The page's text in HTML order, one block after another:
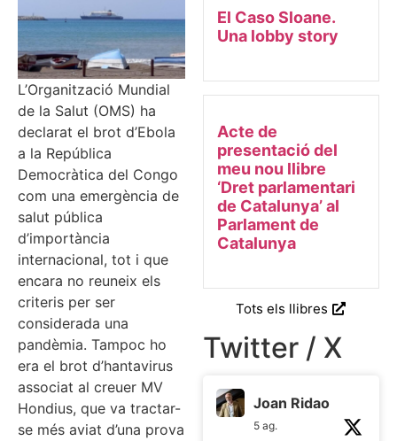
L’Organització Mundial
de la Salut (OMS) ha
declarat el brot d’Ebola
a la República
Democràtica del Congo
com una emergència de
salut pública
d’importància
internacional, tot i que
encara no reuneix els
criteris per ser
considerada una
pandèmia. Tampoc ho
era el brot d’hantavirus
associat al creuer MV
Hondius, que va tractar-
se més aviat d’una prova
El Caso Sloane.
Una lobby story
Acte de
presentació del
meu nou llibre
‘Dret parlamentari
de Catalunya’ al
Parlament de
Catalunya
Tots els llibres
Twitter / X
Joan Ridao
5 ag.